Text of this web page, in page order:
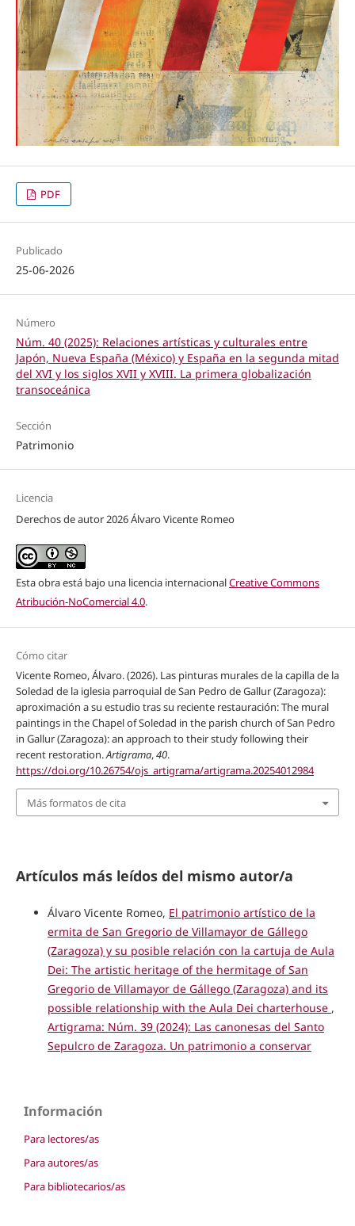
PDF
Publicado
25-06-2026
Número
Núm. 40 (2025): Relaciones artísticas y culturales entre
Japón, Nueva España (México) y España en la segunda mitad
del XVI y los siglos XVII y XVIII. La primera globalización
transoceánica
Sección
Patrimonio
Licencia
Derechos de autor 2026 Álvaro Vicente Romeo
Esta obra está bajo una licencia internacionalCreative Commons
Atribución-NoComercial 4.0.
Cómo citar
Vicente Romeo, Álvaro. (2026). Las pinturas murales de la capilla de la
Soledad de la iglesia parroquial de San Pedro de Gallur (Zaragoza):
aproximación a su estudio tras su reciente restauración: The mural
paintings in the Chapel of Soledad in the parish church of San Pedro
in Gallur (Zaragoza): an approach to their study following their
recent restoration.Artigrama,40.
https://doi.org/10.26754/ojs_artigrama/artigrama.20254012984
Más formatos de cita
Artículos más leídos del mismo autor/a
Álvaro Vicente Romeo, El patrimonio artístico de la
ermita de San Gregorio de Villamayor de Gállego
(Zaragoza) y su posible relación con la cartuja de Aula
Dei: The artistic heritage of the hermitage of San
Gregorio de Villamayor de Gállego (Zaragoza) and its
possible relationship with the Aula Dei charterhouse ,
Artigrama: Núm. 39 (2024): Las canonesas del Santo
Sepulcro de Zaragoza. Un patrimonio a conservar
Información
Para lectores/as
Para autores/as
Para bibliotecarios/as